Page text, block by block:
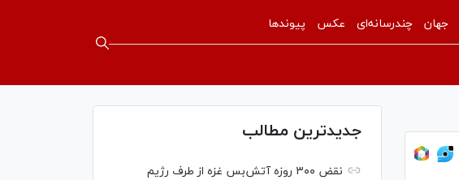
جهان چندرسانه‌ای عکس پیوندها
جدیدترین مطالب
نقض ۳۰۰ روزه آتش‌بس غزه از طرف رژیم